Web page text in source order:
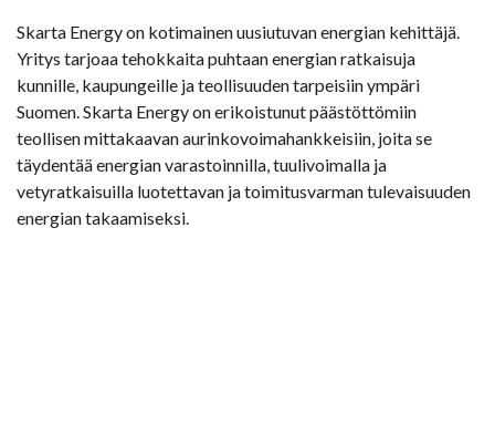
Skarta Energy on kotimainen uusiutuvan energian kehittäjä.
Yritys tarjoaa tehokkaita puhtaan energian ratkaisuja
kunnille, kaupungeille ja teollisuuden tarpeisiin ympäri
Suomen. Skarta Energy on erikoistunut päästöttömiin
teollisen mittakaavan aurinkovoimahankkeisiin, joita se
täydentää energian varastoinnilla, tuulivoimalla ja
vetyratkaisuilla luotettavan ja toimitusvarman tulevaisuuden
energian takaamiseksi.